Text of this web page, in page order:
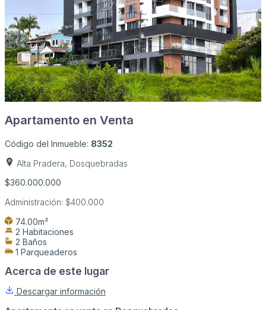
Apartamento en Venta
Código del Inmueble: 8352
Alta Pradera, Dosquebradas
$360.000.000
Administración: $400.000
74.00m²
2 Habitaciones
2 Baños
1 Parqueaderos
Acerca de este lugar
Descargar información